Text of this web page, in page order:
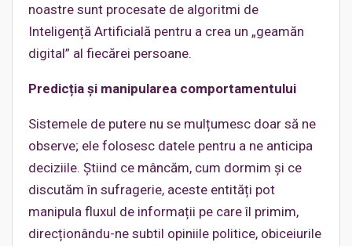
noastre sunt procesate de algoritmi de
Inteligență Artificială pentru a crea un „geamăn
digital” al fiecărei persoane.
Predicția și manipularea comportamentului
Sistemele de putere nu se mulțumesc doar să ne
observe; ele folosesc datele pentru a ne anticipa
deciziile. Știind ce mâncăm, cum dormim și ce
discutăm în sufragerie, aceste entități pot
manipula fluxul de informații pe care îl primim,
direcționându-ne subtil opiniile politice, obiceiurile